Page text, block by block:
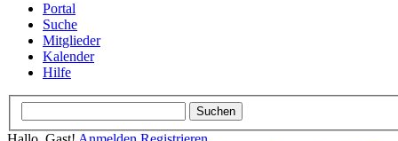
Portal
Suche
Mitglieder
Kalender
Hilfe